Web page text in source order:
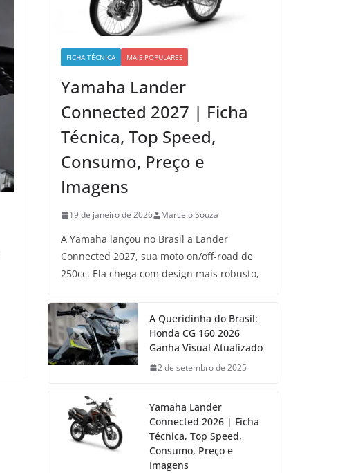
FICHA TÉCNICA MAIS POPULARES
Yamaha Lander
Connected 2027 | Ficha
Técnica, Top Speed,
Consumo, Preço e
Imagens
19 de janeiro de 2026 Marcelo Souza
A Yamaha lançou no Brasil a Lander
Connected 2027, sua moto on/off-road de
250cc. Ela chega com design mais robusto,
A Queridinha do Brasil:
Honda CG 160 2026
Ganha Visual Atualizado
2 de setembro de 2025
Yamaha Lander
Connected 2026 | Ficha
Técnica, Top Speed,
Consumo, Preço e
Imagens